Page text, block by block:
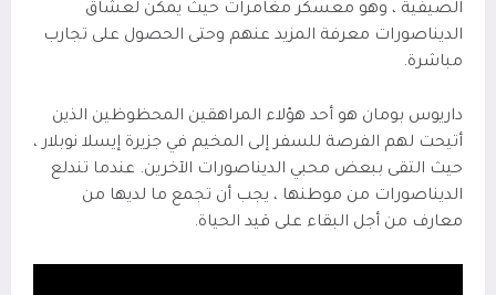
الصيفية ، وهو معسكر مغامرات حيث يمكن لعشاق
الديناصورات معرفة المزيد عنهم وحتى الحصول على تجارب
مباشرة.
داريوس بومان هو أحد هؤلاء المراهقين المحظوظين الذين
أتيحت لهم الفرصة للسفر إلى المخيم في جزيرة إيسلا نوبلار ،
حيث التقى ببعض محبي الديناصورات الآخرين. عندما تندلع
الديناصورات من موطنها ، يجب أن تجمع ما لديها من
معارف من أجل البقاء على قيد الحياة.